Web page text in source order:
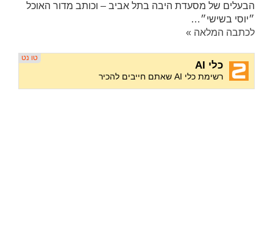
הבעלים של מסעדת היבה בתל אביב – וכותב מדור האוכל
״יוסי בשישי״…
לכתבה המלאה »